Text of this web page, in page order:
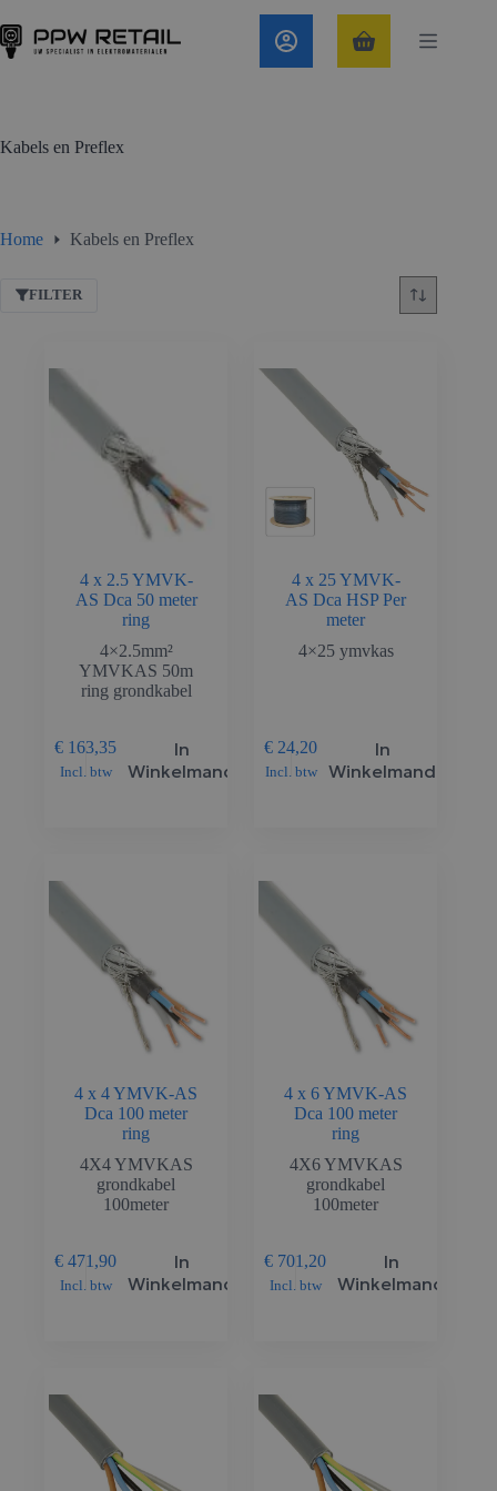
naar
de
Winkelwagen
Kabels en Preflex
Home Kabels en Preflex
FILTER
4 x 2.5 YMVK-
AS Dca 50 meter
ring
4×2.5mm²
YMVKAS 50m
ring grondkabel
€ 163,35
Incl. btw
In
Winkelmand
4 x 25 YMVK-
AS Dca HSP Per
meter
4×25 ymvkas
€ 24,20
Incl. btw
In
Winkelmand
4 x 4 YMVK-AS
Dca 100 meter
ring
4X4 YMVKAS
grondkabel
100meter
€ 471,90
Incl. btw
In
Winkelmand
4 x 6 YMVK-AS
Dca 100 meter
ring
4X6 YMVKAS
grondkabel
100meter
€ 701,20
Incl. btw
In
Winkelmand